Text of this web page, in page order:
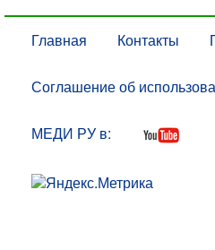
Главная Контакты
Соглашение об
МЕДИ РУ в: